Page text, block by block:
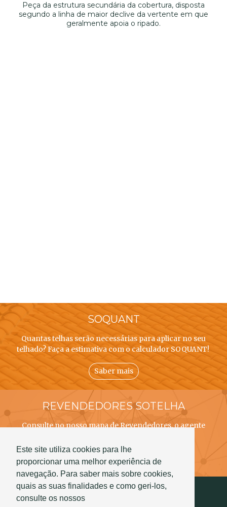
Este site utiliza cookies para lhe
proporcionar uma melhor experiência de
navegação. Para saber mais sobre cookies,
quais as suas finalidades e como geri-los,
consulte os nossos
Peça da estrutura secundária da cobertura, disposta
segundo a linha de maior declive da vertente em que
geralmente apoia o ripado.
SOQUANT
Quantas telhas serão necessárias para aplicar no seu
telhado? Faça a estimativa com o calculador SOQUANT!
Saber mais
REVENDEDORES SOTELHA
Consulte no nosso mapa de Revendedores, o agente
Saber mais